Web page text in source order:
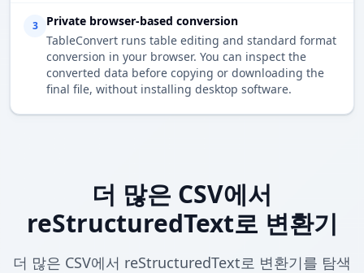
3
Private browser-based conversion
TableConvert runs table editing and standard format
conversion in your browser. You can inspect the
converted data before copying or downloading the
final file, without installing desktop software.
더 많은 CSV에서
reStructuredText로 변환기
더 많은 CSV에서 reStructuredText로 변환기를 탐색